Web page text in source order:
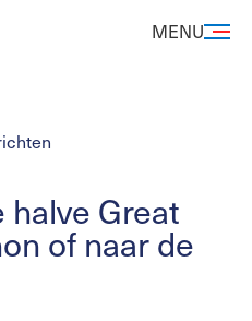
MENU
halve Great
of naar de